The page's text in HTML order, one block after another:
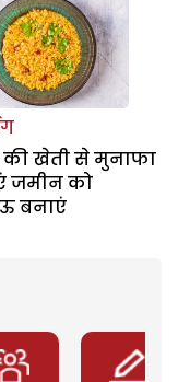
की खेती से मुनाफा
जमीन को
बनाएं